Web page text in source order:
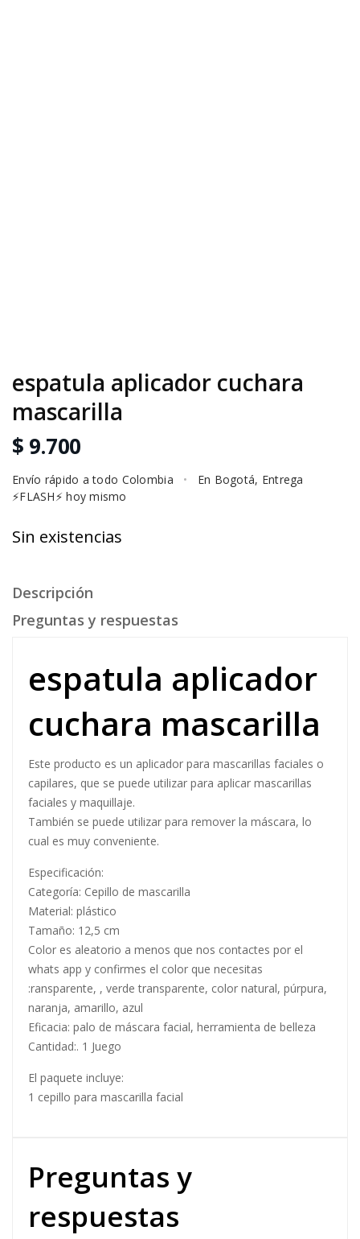
espatula aplicador cuchara
mascarilla
$ 9.700
Envío rápido a todo Colombia •
En Bogotá, Entrega
⚡FLASH⚡ hoy mismo
Sin existencias
Descripción
Preguntas y respuestas
espatula aplicador
cuchara mascarilla
Este producto es un aplicador para mascarillas faciales o
capilares, que se puede utilizar para aplicar mascarillas
faciales y maquillaje.
También se puede utilizar para remover la máscara, lo
cual es muy conveniente.
Especificación:
Categoría: Cepillo de mascarilla
Material: plástico
Tamaño: 12,5 cm
Color es aleatorio a menos que nos contactes por el
whats app y confirmes el color que necesitas
:ransparente, , verde transparente, color natural, púrpura,
naranja, amarillo, azul
Eficacia: palo de máscara facial, herramienta de belleza
Cantidad:. 1 Juego
El paquete incluye:
1 cepillo para mascarilla facial
Preguntas y
respuestas